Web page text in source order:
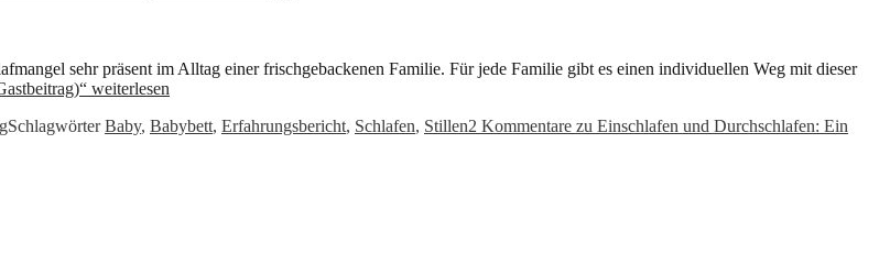
sehr präsent im Alltag einer frischgebackenen Familie. Für jede Familie gibt es einen individuellen Weg mit dieser
weiterlesen
SchlagwörterBaby, Babybett, Erfahrungsbericht, Schlafen, Stillen2 Kommentare zu Einschlafen und Durchschlafen: Ein